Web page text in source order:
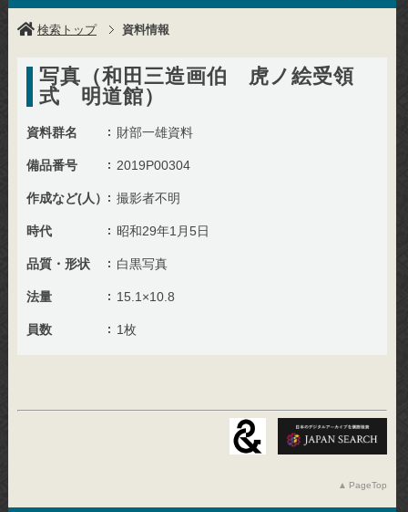
検索トップ 資料情報
写真（和田三造画伯 虎ノ絵受領
式 明道館）
資料群名 財部一雄資料
備品番号 2019P00304
作成など(人） 撮影者不明
時代 昭和29年1月5日
品質・形状 白黒写真
法量 15.1×10.8
員数 1枚
PageTop